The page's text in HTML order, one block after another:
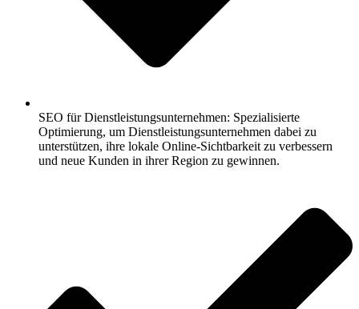
SEO für Dienstleistungsunternehmen: Spezialisierte
Optimierung, um Dienstleistungsunternehmen dabei zu
unterstützen, ihre lokale Online-Sichtbarkeit zu verbessern
und neue Kunden in ihrer Region zu gewinnen.